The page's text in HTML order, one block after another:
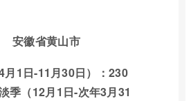
安徽省黄山市
月1日-11月30日）：230
季（12月1日-次年3月31